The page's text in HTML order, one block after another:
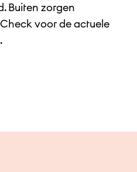
Buiten zorgen
voor de actuele
.